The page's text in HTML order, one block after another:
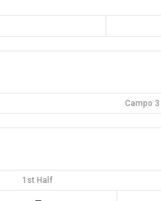
Campo 3
1st Half